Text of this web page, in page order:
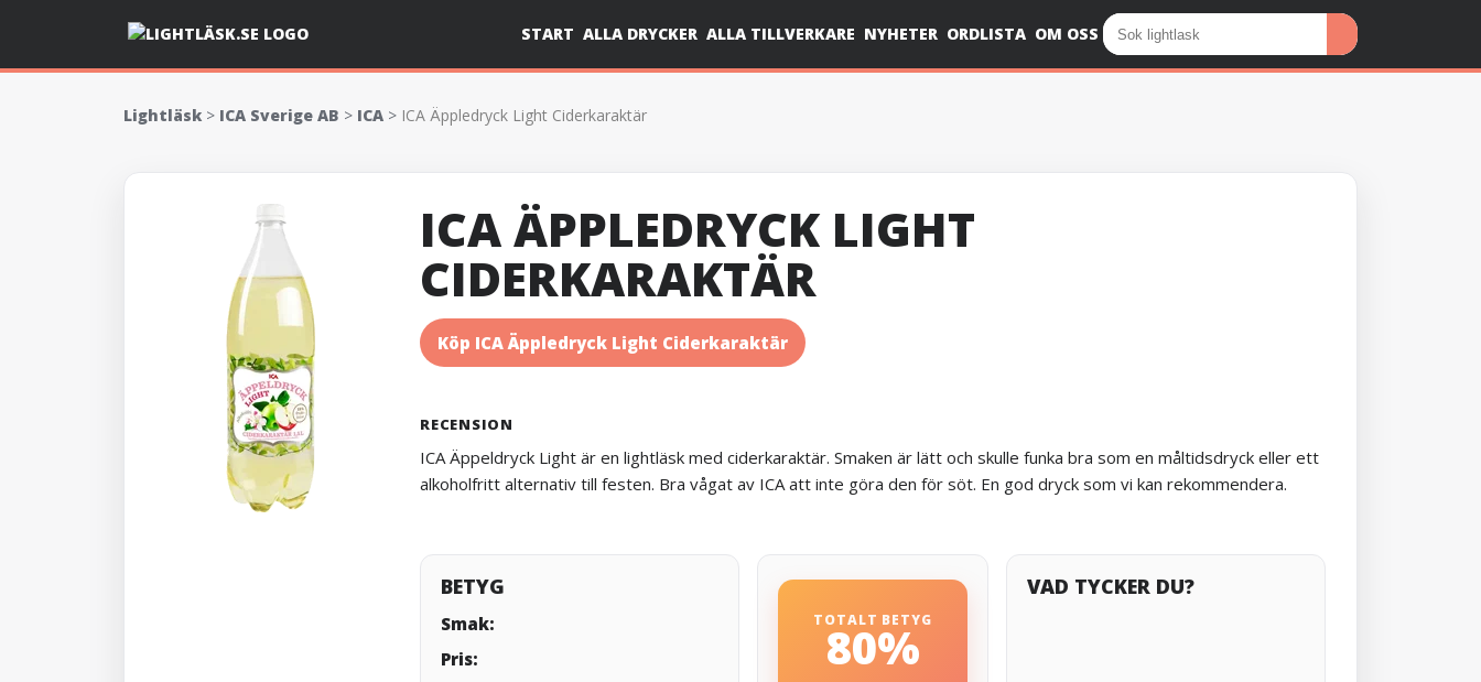
START ALLA DRYCKER ALLA TILLVERKARE NYHETER ORDLISTA OM OSS
Lightläsk > ICA Sverige AB > ICA > ICA Äppledryck Light Ciderkaraktär
ICA ÄPPLEDRYCK LIGHT
CIDERKARAKTÄR
Köp ICA Äppledryck Light Ciderkaraktär
RECENSION
ICA Äppeldryck Light är en lightläsk med ciderkaraktär. Smaken är lätt och skulle funka bra som en måltidsdryck eller ett
alkoholfritt alternativ till festen. Bra vågat av ICA att inte göra den för söt. En god dryck som vi kan rekommendera.
BETYG
Smak:
Pris:
TOTALT BETYG
80%
VAD TYCKER DU?